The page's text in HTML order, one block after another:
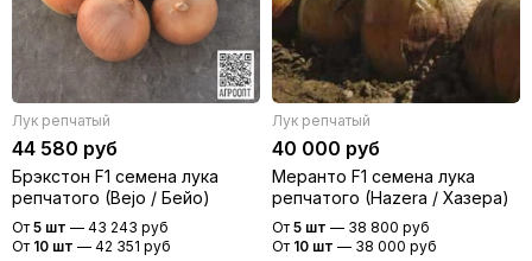
Лук репчатый
44 580 руб
Брэкстон F1 семена лука
репчатого (Bejo / Бейо)
От 5 шт — 43 243 руб
От 10 шт — 42 351 руб
Лук репчатый
40 000 руб
Меранто F1 семена лука
репчатого (Hazera / Хазера)
От 5 шт — 38 800 руб
От 10 шт — 38 000 руб